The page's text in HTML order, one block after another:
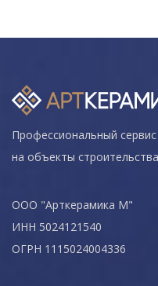
Профессиональный
на объекты строительства
ООО "Арткерамика М"
ИНН 5024121540
ОГРН 1115024004336